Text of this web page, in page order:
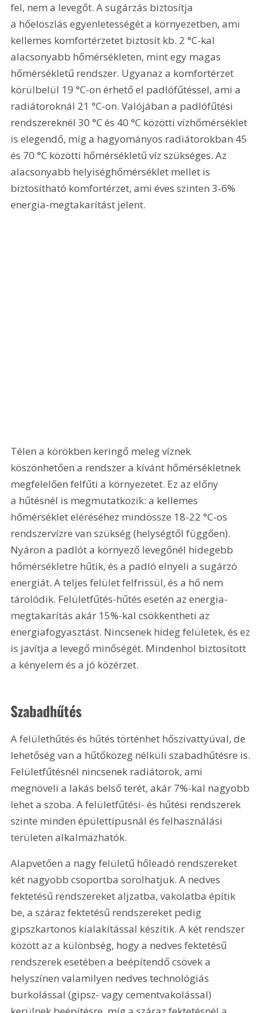
fel, nem a levegőt. A sugárzás biztosítja
a hőeloszlás egyenletességét a környezetben, ami
kellemes komfortérzetet biztosít kb. 2 °C-kal
alacsonyabb hőmérsékleten, mint egy magas
hőmérsékletű rendszer. Ugyanaz a komfortérzet
körülbelül 19 °C-on érhető el padlófűtéssel, ami a
radiátoroknál 21 °C-on. Valójában a padlófűtési
rendszereknél 30 °C és 40 °C közötti vízhőmérséklet
is elegendő, míg a hagyományos radiátorokban 45
és 70 °C közötti hőmérsékletű víz szükséges. Az
alacsonyabb helyiséghőmérséklet mellet is
biztosítható komfortérzet, ami éves szinten 3-6%
energia-megtakarítást jelent.
Télen a körökben keringő meleg víznek
köszönhetően a rendszer a kívánt hőmérsékletnek
megfelelően felfűti a környezetet. Ez az előny
a hűtésnél is megmutatkozik: a kellemes
hőmérséklet eléréséhez mindössze 18-22 °C-os
rendszervízre van szükség (helységtől függően).
Nyáron a padlót a környező levegőnél hidegebb
hőmérsékletre hűtik, és a padló elnyeli a sugárzó
energiát. A teljes felület felfrissül, és a hő nem
tárolódik. Felületfűtés-hűtés esetén az energia-
megtakarítás akár 15%-kal csökkentheti az
energiafogyasztást. Nincsenek hideg felületek, és ez
is javítja a levegő minőségét. Mindenhol biztosított
a kényelem és a jó közérzet.
Szabadhűtés
A felülethűtés és hűtés történhet hőszivattyúval, de
lehetőség van a hűtőközeg nélküli szabadhűtésre is.
Felületfűtésnél nincsenek radiátorok, ami
megnöveli a lakás belső terét, akár 7%-kal nagyobb
lehet a szoba. A felületfűtési- és hűtési rendszerek
szinte minden épülettípusnál és felhasználási
területen alkalmazhatók.
Alapvetően a nagy felületű hőleadó rendszereket
két nagyobb csoportba sorolhatjuk. A nedves
fektetésű rendszereket aljzatba, vakolatba építik
be, a száraz fektetésű rendszereket pedig
gipszkartonos kialakítással készítik. A két rendszer
között az a különbség, hogy a nedves fektetésű
rendszerek esetében a beépítendő csövek a
helyszínen valamilyen nedves technológiás
burkolással (gipsz- vagy cementvakolással)